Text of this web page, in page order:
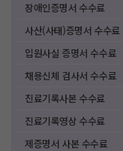
장애인증명서 수수료
사산(사태)증명서 수수료
입원사실 증명서 수수료
채용신체 검사서 수수료
진료기록사본 수수료
진료기록영상 수수료
제증명서 사본 수수료